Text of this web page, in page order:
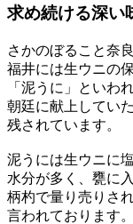
求め続ける深い
さかのぼること奈
福井には生ウニの
「泥うに」といわ
朝廷に献上してい
残されています。
泥うには生ウニに
水分が多く、甕に
柄杓で量り売りさ
言われております。